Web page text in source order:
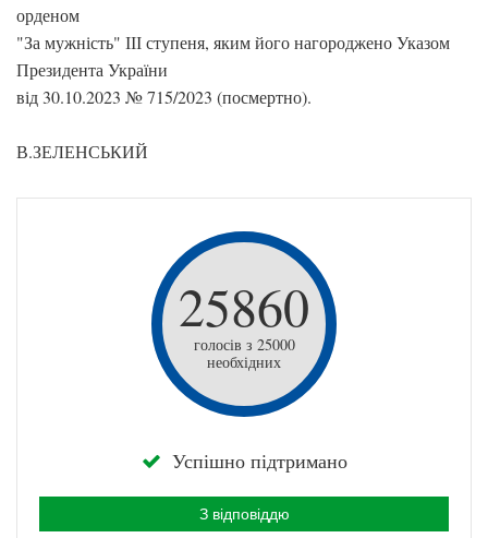
орденом
"За мужність" ІІІ ступеня, яким його нагороджено Указом
Президента України
від 30.10.2023 № 715/2023 (посмертно).
В.ЗЕЛЕНСЬКИЙ
25860
голосів з 25000
необхідних
Успішно підтримано
З відповіддю